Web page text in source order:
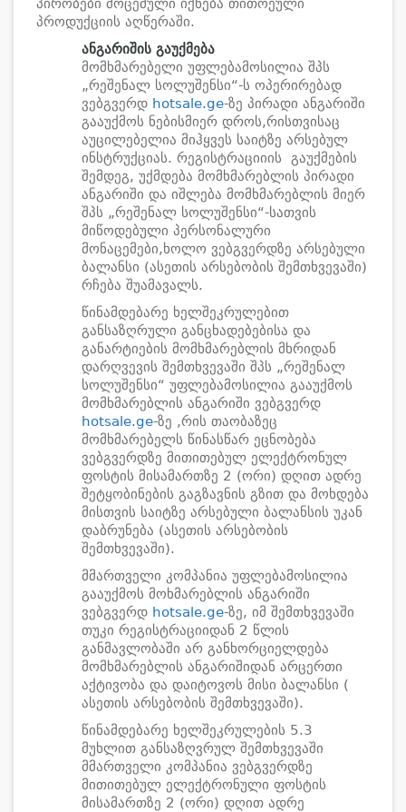
პირობები მოცემული იქნება თითოეული
პროდუქციის აღწერაში.
ანგარიშის გაუქმება
მომხმარებელი უფლებამოსილია შპს
„რეშენალ სოლუშენსი“-ს ოპერირებად
ვებგვერდ hotsale.ge-ზე პირადი ანგარიში
გააუქმოს ნებისმიერ დროს,რისთვისაც
აუცილებელია მიჰყვეს საიტზე არსებულ
ინსტრუქციას. რეგისტრაციიის გაუქმების
შემდეგ, უქმდება მომხმარებლის პირადი
ანგარიში და იშლება მომხმარებლის მიერ
შპს „რეშენალ სოლუშენსი“-სათვის
მიწოდებული პერსონალური
მონაცემები,ხოლო ვებგვერდზე არსებული
ბალანსი (ასეთის არსებობის შემთხვევაში)
რჩება შუამავალს.
წინამდებარე ხელშეკრულებით
განსაზღრული განცხადებებისა და
განარტიების მომხმარებლის მხრიდან
დარღვევის შემთხვევაში შპს „რეშენალ
სოლუშენსი“ უფლებამოსილია გააუქმოს
მომხმარებლის ანგარიში ვებგვერდ
hotsale.ge-ზე ,რის თაობაზეც
მომხმარებელს წინასწარ ეცნობება
ვებგვერდზე მითითებულ ელექტრონულ
ფოსტის მისამართზე 2 (ორი) დღით ადრე
შეტყობინების გაგზავნის გზით და მოხდება
მისთვის საიტზე არსებული ბალანსის უკან
დაბრუნება (ასეთის არსებობის
შემთხვევაში).
მმართველი კომპანია უფლებამოსილია
გააუქმოს მოხმარებლის ანგარიში
ვებგვერდ hotsale.ge-ზე, იმ შემთხვევაში
თუკი რეგისტრაციიდან 2 წლის
განმავლობაში არ განხორციელდება
მომხმარებლის ანგარიშიდან არცერთი
აქტივობა და დაიტოვოს მისი ბალანსი (
ასეთის არსებობის შემთხვევაში).
წინამდებარე ხელშეკრულების 5.3
მუხლით განსაზღვრულ შემთხვევაში
მმართველი კომპანია ვებგვერდზე
მითითებულ ელექტრონული ფოსტის
მისამართზე 2 (ორი) დღით ადრე